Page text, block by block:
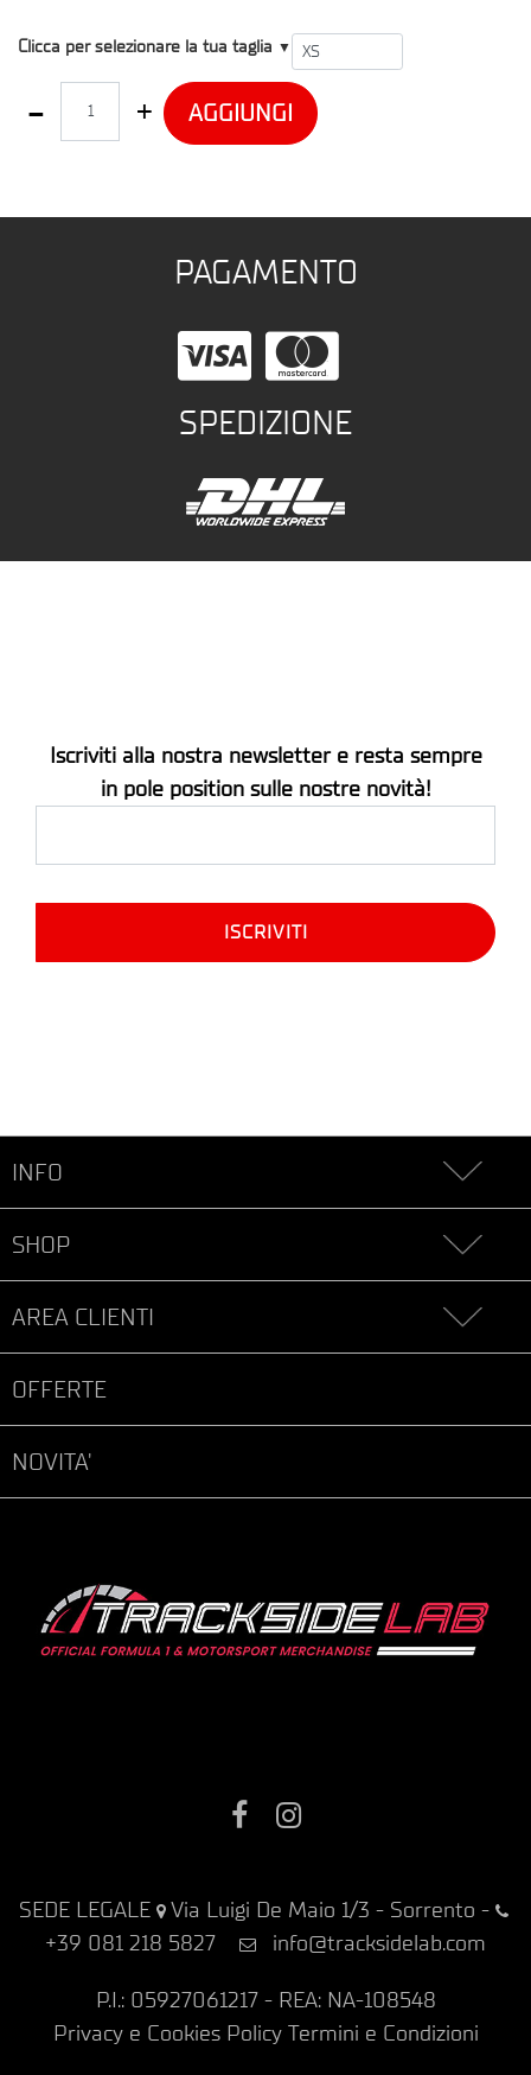
T1
Clicca per selezionare la tua taglia ▼
AGGIUNGI
PAGAMENTO
SPEDIZIONE
Iscriviti alla nostra newsletter e resta sempre
in pole position sulle nostre novità!
INFO
SHOP
AREA CLIENTI
OFFERTE
NOVITA'
Facebook
SEDE LEGALE Via Luigi De Maio 1/3 - Sorrento -
+39 081 218 5827
info@tracksidelab.com
P.I.: 05927061217 - REA: NA-108548
Privacy e Cookies Policy Termini e Condizioni